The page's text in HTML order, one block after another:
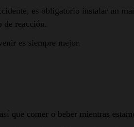
es obligatorio instalar un
de reacción.
es siempre mejor.
que comer o beber mientras